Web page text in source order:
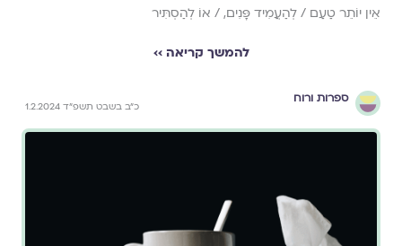
אֵין יוֹתֵר טַעַם / לְהַעֲמִיד פָּנִים, / אוֹ לְהַסְתִּיר
להמשך קריאה ››
ספרות ורוח
כ״ב בשבט תשפ״ד 1.2.2024